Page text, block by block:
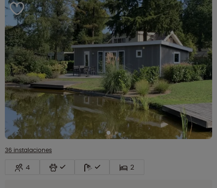
36 instalaciones
4 2